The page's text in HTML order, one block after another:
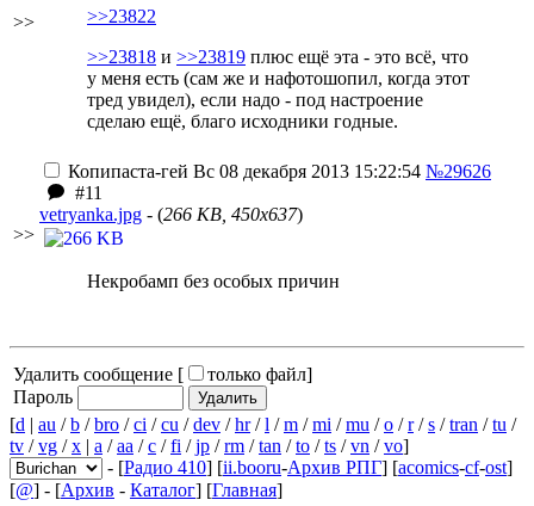
>>
>>23822
>>23818 и >>23819 плюс ещё эта - это всё, что
у меня есть (сам же и нафотошопил, когда этот
тред увидел), если надо - под настроение
сделаю ещё, благо исходники годные.
>>
Копипаста-гей Вс 08 декабря 2013 15:22:54 №29626
#11
vetryanka.jpg - (266 KB, 450x637)
Некробамп без особых причин
Удалить сообщение [ только файл]
Пароль
[d | au /b /bro /ci /cu /dev /hr/l /m /mi /mu /o /r/s /tran /tu /
tv /vg /x | a /aa /c /fi /jp /rm /tan /to /ts /vn /vo]
- [Радио 410] [ii.booru-Архив РПГ] [acomics-cf-ost]
[@] - [Архив - Каталог] [Главная]